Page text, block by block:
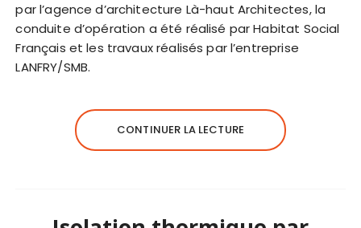
par l’agence d’architecture Là-haut Architectes, la
conduite d’opération a été réalisé par Habitat Social
Français et les travaux réalisés par l’entreprise
LANFRY/SMB.
CONTINUER LA LECTURE